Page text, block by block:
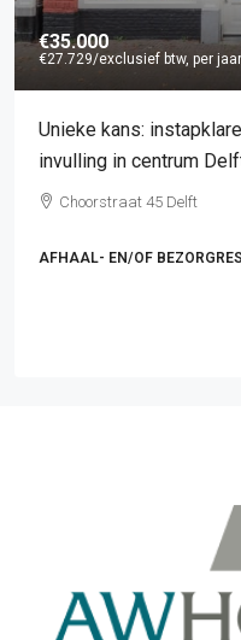
€35.000
€27.729/exclusief btw, per jaar
Unieke kans:
invulling in centrum
Choorstraat 45 Delft
AFHAAL- EN/OF